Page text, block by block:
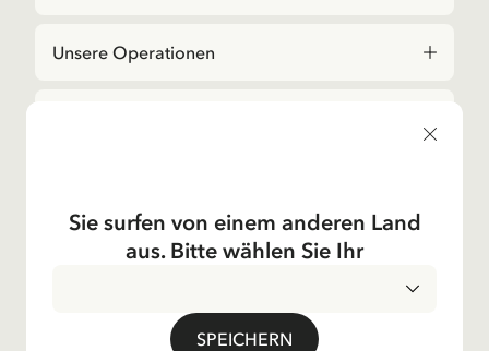
Unsere Operationen
Kontakt
Bei Fragen zu Bestellungen und zum Sortiment,
kontaktieren Sie bitte unseren Kundenservice
shop@astridlindgren.com
Sie surfen von einem anderen Land
aus. Bitte wählen Sie Ihr
SPEICHERN